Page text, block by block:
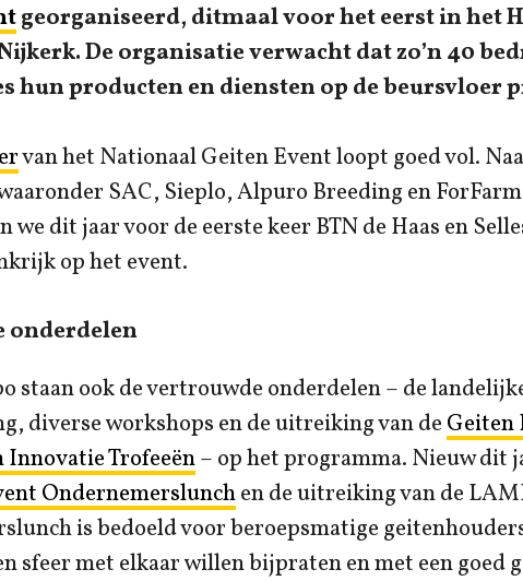
georganiseerd, ditmaal voor het eerst in het
De organisatie verwacht dat zo’n 40
hun producten en diensten op de beursvloer
van het Nationaal Geiten Event loopt goed vol.
SAC, Sieplo, Alpuro Breeding en
we dit jaar voor de eerste keer BTN de Haas en
op het event.
onderdelen
staan ook de vertrouwde onderdelen – de
diverse workshops en de uitreiking van de Geiten
Trofeeën– op het programma. Nieuw dit
Ondernemerslunchen de uitreiking van de
is bedoeld voor beroepsmatige
sfeer met elkaar willen bijpraten en met een goed